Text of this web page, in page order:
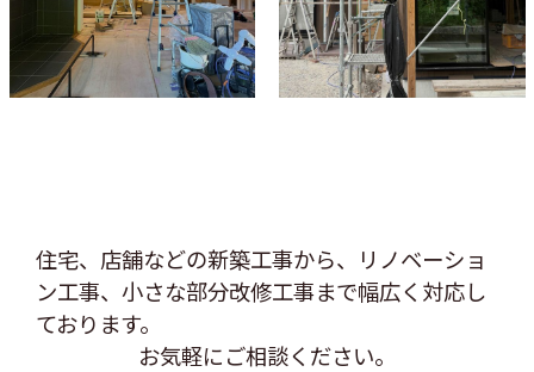
住宅、店舗などの新築工事から、リノベーショ
ン工事、 小さな部分改修工事まで幅広く対応し
ております。
お気軽にご相談ください。